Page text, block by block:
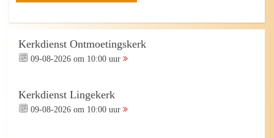
Kerkdienst Ontmoetingskerk
09-08-2026 om 10:00 uur
Kerkdienst Lingekerk
09-08-2026 om 10:00 uur